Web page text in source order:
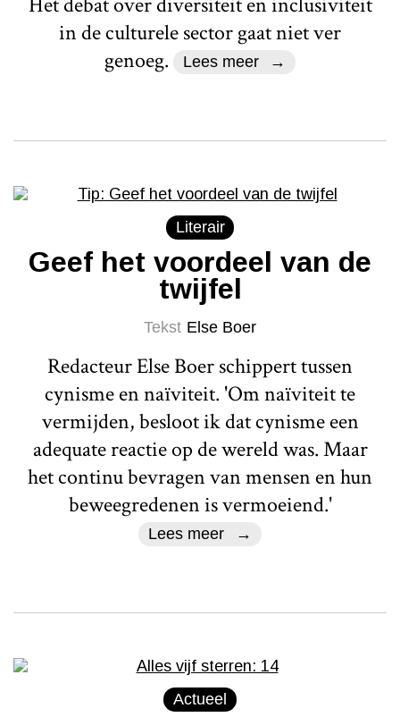
in de culturele sector gaat niet ver
genoeg.
Lees meer
Literair
Geef het voordeel van de
twijfel
Tekst Else Boer
Redacteur Else Boer schippert tussen
cynisme en naïviteit. 'Om naïviteit te
vermijden, besloot ik dat cynisme een
adequate reactie op de wereld was. Maar
het continu bevragen van mensen en hun
beweegredenen is vermoeiend.'
Lees meer
Actueel